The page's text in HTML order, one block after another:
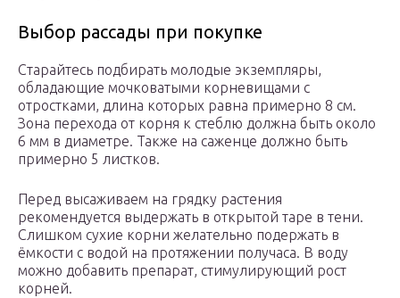
Выбор рассады при покупке
Старайтесь подбирать молодые экземпляры,
обладающие мочковатыми корневищами с
отростками, длина которых равна примерно 8 см.
Зона перехода от корня к стеблю должна быть около
6 мм в диаметре. Также на саженце должно быть
примерно 5 листков.
Перед высаживаем на грядку растения
рекомендуется выдержать в открытой таре в тени.
Слишком сухие корни желательно подержать в
ёмкости с водой на протяжении получаса. В воду
можно добавить препарат, стимулирующий рост
корней.